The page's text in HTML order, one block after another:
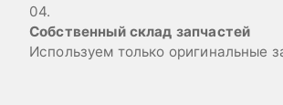
04.
Собственный склад запчастей
Используем только оригинальные